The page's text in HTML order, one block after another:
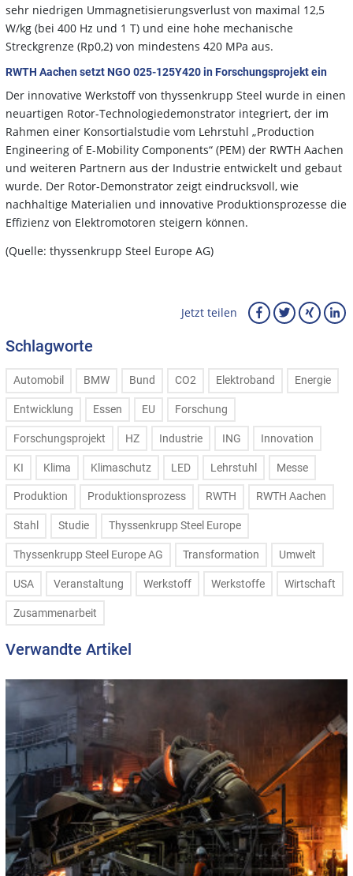
sehr niedrigen Ummagnetisierungsverlust von maximal 12,5
W/kg (bei 400 Hz und 1 T) und eine hohe mechanische
Streckgrenze (Rp0,2) von mindestens 420 MPa aus.
RWTH Aachen setzt NGO 025-125Y420 in Forschungsprojekt ein
Der innovative Werkstoff von thyssenkrupp Steel wurde in einen
neuartigen Rotor-Technologiedemonstrator integriert, der im
Rahmen einer Konsortialstudie vom Lehrstuhl „Production
Engineering of E-Mobility Components“ (PEM) der RWTH Aachen
und weiteren Partnern aus der Industrie entwickelt und gebaut
wurde. Der Rotor-Demonstrator zeigt eindrucksvoll, wie
nachhaltige Materialien und innovative Produktionsprozesse die
Effizienz von Elektromotoren steigern können.
(Quelle: thyssenkrupp Steel Europe AG)
Jetzt teilen
Schlagworte
Automobil BMW Bund CO2 Elektroband Energie
Entwicklung Essen EU Forschung
Forschungsprojekt HZ Industrie ING Innovation
KI Klima Klimaschutz LED Lehrstuhl Messe
Produktion Produktionsprozess RWTH RWTH Aachen
Stahl Studie Thyssenkrupp Steel Europe
Thyssenkrupp Steel Europe AG Transformation Umwelt
USA Veranstaltung Werkstoff Werkstoffe Wirtschaft
Zusammenarbeit
Verwandte Artikel